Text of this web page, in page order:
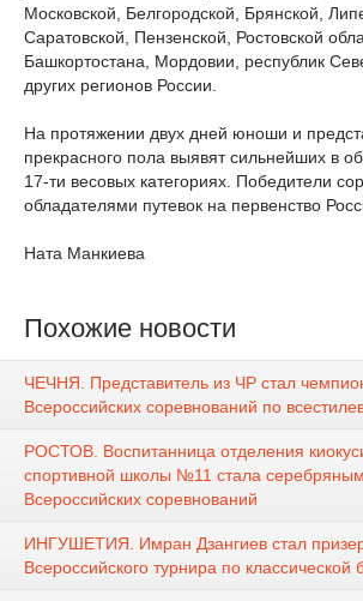
Московской, Белгородской, Брянской,
Саратовской, Пензенской, Ростовской
Башкортостана, Мордовии, республик
других регионов России.
На протяжении двух дней юноши и
прекрасного пола выявят сильнейших в
17-ти весовых категориях. Победители
обладателями путевок на первенство
Ната Манкиева
Похожие новости
ЧЕЧНЯ. Представитель из ЧР стал
Всероссийских соревнований по
РОСТОВ. Воспитанница отделения
спортивной школы №11 стала
Всероссийских соревнований
ИНГУШЕТИЯ. Имран Дзангиев стал
Всероссийского турнира по классической